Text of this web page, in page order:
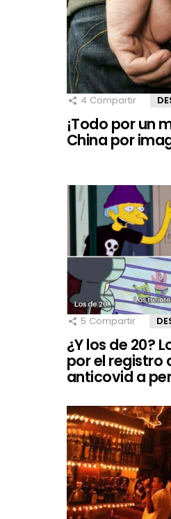
4 Compartir
¡Todo por un
China por
5 Compartir
¿Y los de 20?
por el registro
anticovid a